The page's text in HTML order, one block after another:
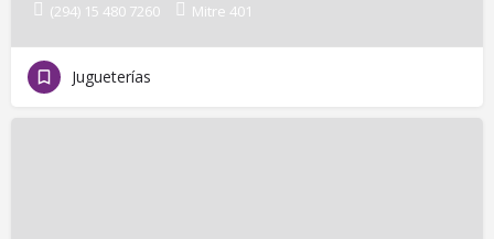
(294) 15 480 7260 Mitre 401
Jugueterías